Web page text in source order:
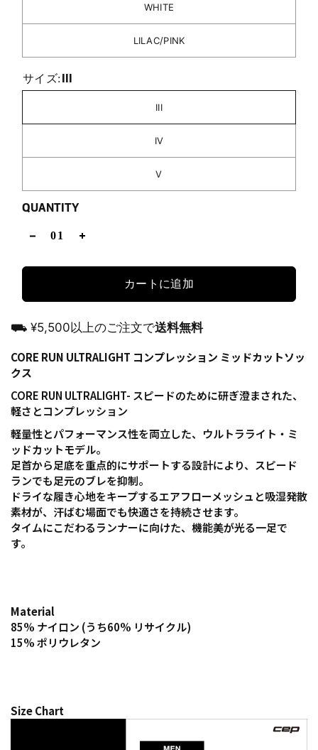
WHITE
LILAC/PINK
サイズ: III
III
IV
V
QUANTITY
カートに追加
⛟ ¥5,500以上のご注文で送料無料
CORE RUN ULTRALIGHT コンプレッション ミッドカットソッ
クス
CORE RUN ULTRALIGHT- スピードのために研ぎ澄まされた、
軽さとコンプレッション
軽量性とパフォーマンス性を両立した、ウルトラライト・ミ
ッドカットモデル。
足首から足底を重点的にサポートする設計により、スピード
ランでも足元のブレを抑制。
ドライな履き心地をキープするエアフローメッシュと吸湿発散
素材が、汗ばむ場面でも快適さを持続させます。
タイムにこだわるランナーに向けた、機能美が光る一足で
す。
Material
85% ナイロン (うち60% リサイクル)
15% ポリウレタン
Size Chart